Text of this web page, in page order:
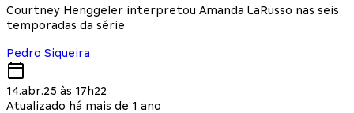
Courtney Henggeler interpretou Amanda LaRusso nas seis
temporadas da série
Pedro Siqueira
14.abr.25 às 17h22
Atualizado há mais de 1 ano